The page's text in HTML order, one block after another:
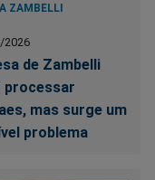
ZAMBELLI
2026
de Zambelli
processar
mas surge um
problema